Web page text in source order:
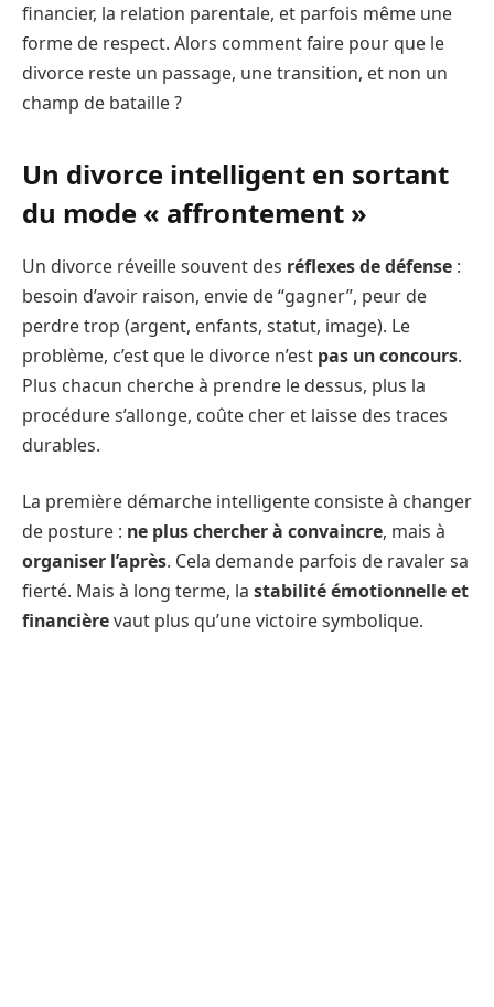
financier, la relation parentale, et parfois même une
forme de respect. Alors comment faire pour que le
divorce reste un passage, une transition, et non un
champ de bataille ?
Un divorce intelligent en sortant
du mode « affrontement »
Un divorce réveille souvent des réflexes de défense :
besoin d’avoir raison, envie de “gagner”, peur de
perdre trop (argent, enfants, statut, image). Le
problème, c’est que le divorce n’est pas un concours.
Plus chacun cherche à prendre le dessus, plus la
procédure s’allonge, coûte cher et laisse des traces
durables.
La première démarche intelligente consiste à changer
de posture : ne plus chercher à convaincre, mais à
organiser l’après. Cela demande parfois de ravaler sa
fierté. Mais à long terme, la stabilité émotionnelle et
financièrevaut plus qu’une victoire symbolique.